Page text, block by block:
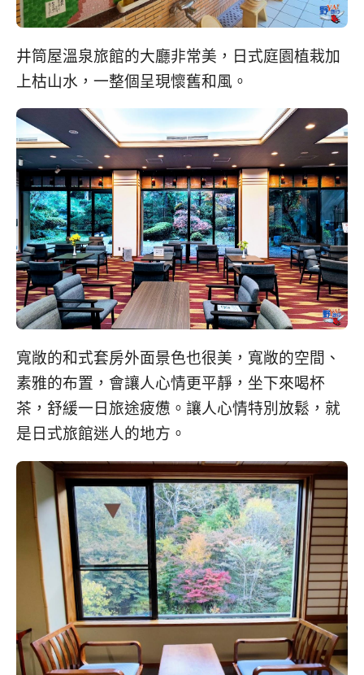
井筒屋溫泉旅館的大廳非常美，日式庭園植栽加
上枯山水，一整個呈現懷舊和風。
寬敞的和式套房外面景色也很美，寬敞的空間、
素雅的布置，會讓人心情更平靜，坐下來喝杯
茶，舒緩一日旅途疲憊。讓人心情特別放鬆，就
是日式旅館迷人的地方。